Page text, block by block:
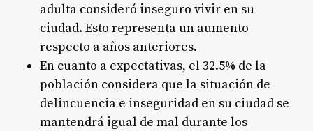
adulta consideró inseguro vivir en su
ciudad. Esto representa un aumento
respecto a años anteriores.
En cuanto a expectativas, el 32.5% de la
población considera que la situación de
delincuencia e inseguridad en su ciudad se
mantendrá igual de mal durante los